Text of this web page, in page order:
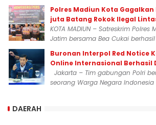
Polres Madiun Kota Gagalkan
juta Batang Rokok Ilegal
KOTA MADIUN – Satreskrim
Jatim bersama Bea Cukai
Buronan Interpol Red Notice
Online Internasional Berhasil
Jakarta – Tim gabungan Polri
seorang Warga Negara Indonesia
DAERAH